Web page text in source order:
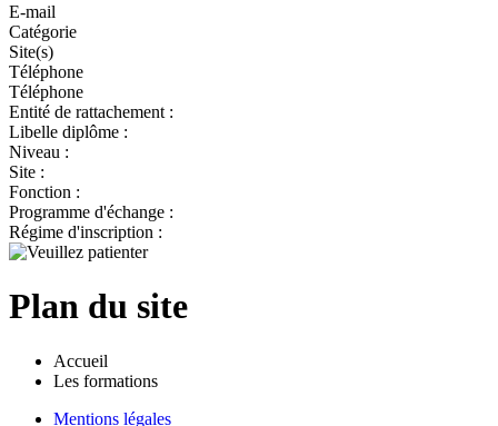
E-mail
Catégorie
Site(s)
Téléphone
Téléphone
Entité de rattachement :
Libelle diplôme :
Niveau :
Site :
Fonction :
Programme d'échange :
Régime d'inscription :
Plan du site
Accueil
Les formations
Mentions légales